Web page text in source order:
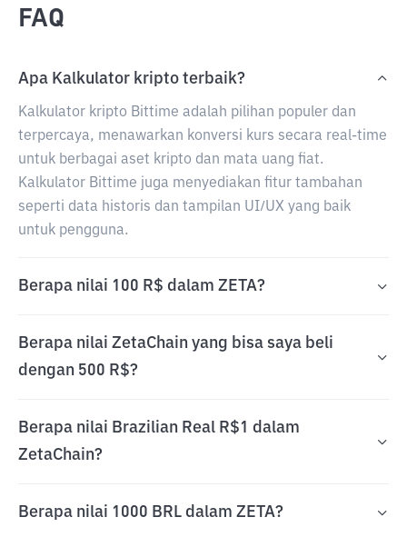
FAQ
Apa Kalkulator kripto terbaik?
Kalkulator kripto Bittime adalah pilihan populer dan
terpercaya, menawarkan konversi kurs secara real-time
untuk berbagai aset kripto dan mata uang fiat.
Kalkulator Bittime juga menyediakan fitur tambahan
seperti data historis dan tampilan UI/UX yang baik
untuk pengguna.
Berapa nilai 100 R$ dalam ZETA?
Berapa nilai ZetaChain yang bisa saya beli
dengan 500 R$?
Berapa nilai Brazilian Real R$1 dalam
ZetaChain?
Berapa nilai 1000 BRL dalam ZETA?